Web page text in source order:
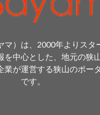
マ）は、2000年よりスタ
を中心とした、地元の狭
業が運営する狭山のポー
です。